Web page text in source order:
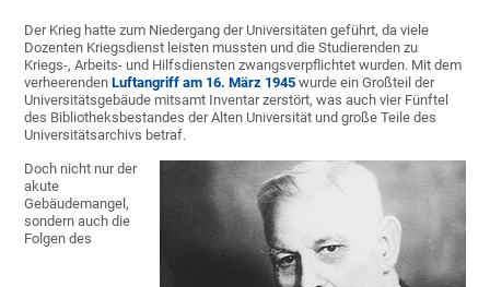
Der Krieg hatte zum Niedergang der Universitäten geführt, da viele
Dozenten Kriegsdienst leisten mussten und die Studierenden zu
Kriegs-, Arbeits- und Hilfsdiensten zwangsverpflichtet wurden. Mit dem
verheerendenLuftangriff am 16. März 1945 wurde ein Großteil der
Universitätsgebäude mitsamt Inventar zerstört, was auch vier Fünftel
des Bibliotheksbestandes der Alten Universität und große Teile des
Universitätsarchivs betraf.
Doch nicht nur der
akute
Gebäudemangel,
sondern auch die
Folgen des